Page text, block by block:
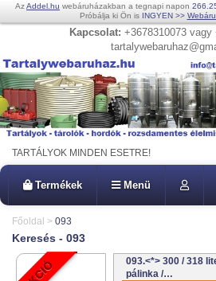
AzAddel.hu webáruházakban a tegnapi napon
Próbálja ki Ön is INGYEN >>
Kapcsolat: +3678310073 vagy
TARTÁLYOK MINDEN ESETRE!
Termékek Menü
Főoldal > 093
Keresés - 093
093.<*> 300 / 318
pálinka /…